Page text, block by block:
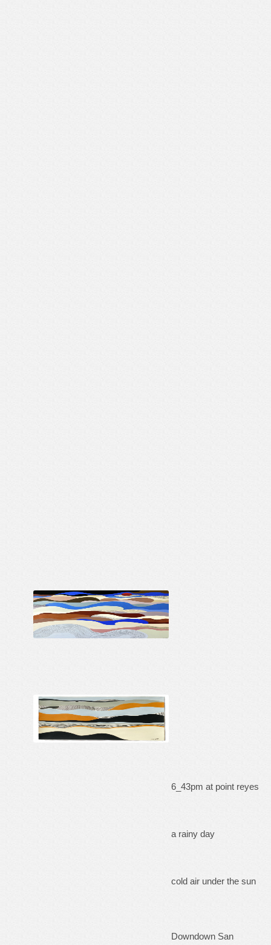
6_43pm at point reyes
a rainy day
cold air under the sun
Downdown San